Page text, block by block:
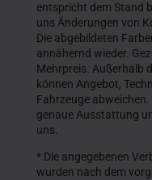
entspricht dem Stand
uns Änderungen von
Die abgebildeten
annähernd wieder.
Mehrpreis. Außerhalb
können Angebot,
Fahrzeuge
genaue Ausstattung
uns.
* Die angegebenen
wurden nach dem